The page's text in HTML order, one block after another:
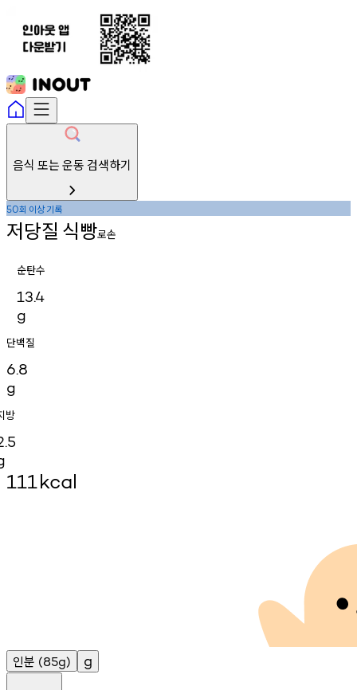
음식 또는 운동 검색하기
50회 이상기록
저당질 식빵로손
순탄수
13.4
g
단백질
6.8
g
방
111kcal
인분 (85g) g